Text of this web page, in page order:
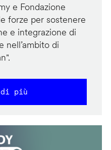
e Fondazione
forze per sostenere
e integrazione di
nell’ambito di
più